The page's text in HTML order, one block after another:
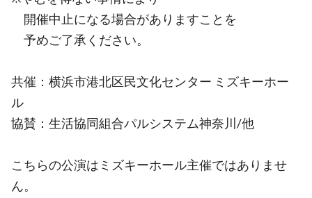
開催中止になる場合がありますことを
予めご了承ください。
共催：横浜市港北区民文化センター ミズキーホー
ル
協賛：生活協同組合パルシステム神奈川/他
こちらの公演はミズキーホール主催ではありませ
ん。